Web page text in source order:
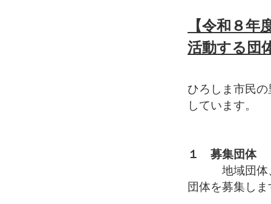
【令和８
活動する団
ひろしま市民
しています。
１ 募集団体
地域団体、
団体を募集しま